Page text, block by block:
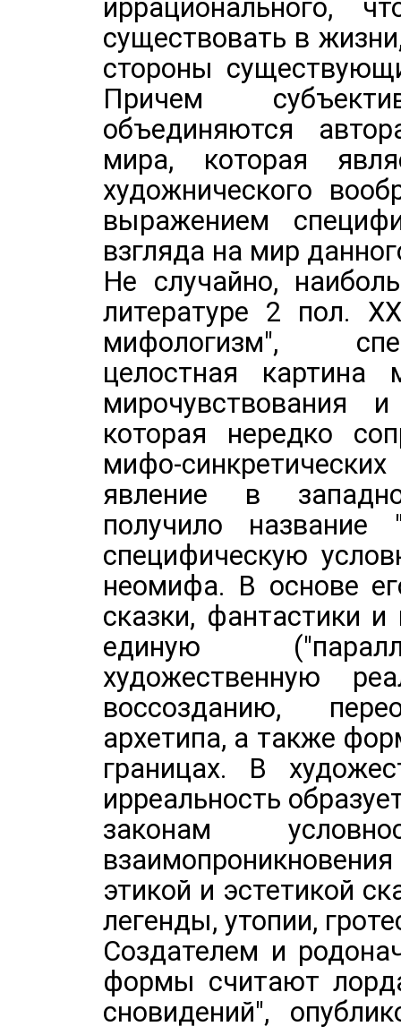
иррационального,
существовать в
стороны
Причем
объединяются
мира, которая
художнического
выражением
взгляда на мир
Не случайно,
литературе 2 пол.
мифологизм",
целостная картина
мирочувствования
которая нередко
мифо-
явление в
получило
специфическую
неомифа. В основе
сказки, фантастики
единую
художественную
воссозданию,
архетипа, а также
границах. В
ирреальность
законам
этикой и эстетикой
легенды, утопии,
Создателем и
формы считают
сновидений",